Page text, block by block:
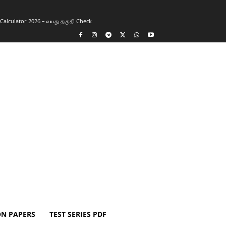
2026 – வயது தகுதி Check
PAPERS TEST SERIES PDF